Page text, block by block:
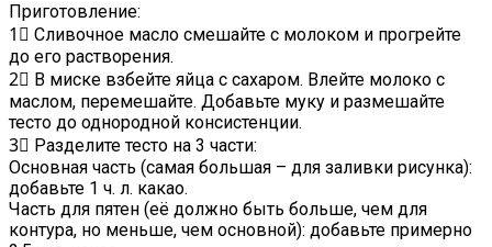
Приготовление:
1⃣ Сливочное масло смешайте с молоком и прогрейте
до его растворения.
2⃣ В миске взбейте яйца с сахаром. Влейте молоко с
маслом, перемешайте. Добавьте муку и размешайте
тесто до однородной консистенции.
3⃣ Разделите тесто на 3 части:
Основная часть (самая большая – для заливки рисунка):
добавьте 1 ч. л. какао.
Часть для пятен (её должно быть больше, чем для
контура, но меньше, чем основной): добавьте примерно